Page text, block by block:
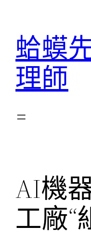
蛤蟆
理師
​AI機
工廠“